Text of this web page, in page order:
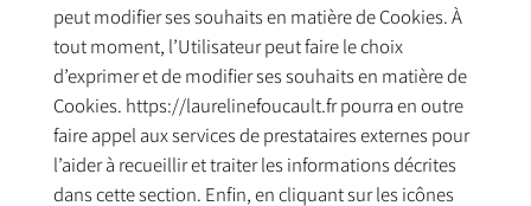
peut modifier ses souhaits en matière de Cookies. À
tout moment, l’Utilisateur peut faire le choix
d’exprimer et de modifier ses souhaits en matière de
Cookies. https://laurelinefoucault.fr pourra en outre
faire appel aux services de prestataires externes pour
l’aider à recueillir et traiter les informations décrites
dans cette section. Enfin, en cliquant sur les icônes